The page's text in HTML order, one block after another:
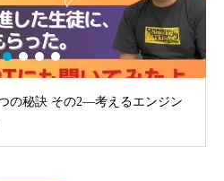
の秘訣 その2—考えるエンジン